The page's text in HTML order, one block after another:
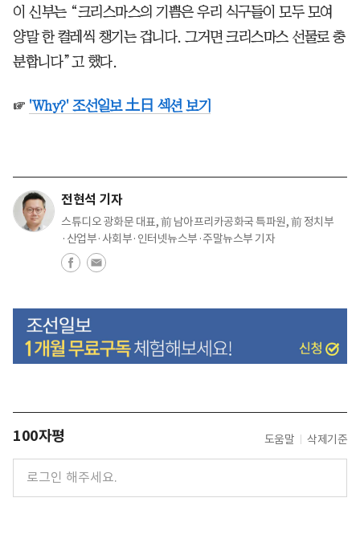
이 신부는 “크리스마스의 기쁨은 우리 식구들이 모두 모여
양말 한 켤레씩 챙기는 겁니다. 그거면 크리스마스 선물로 충
분합니다”고 했다.
☞ 'Why?' 조선일보 土日 섹션 보기
전현석 기자
스튜디오 광화문 대표, 前 남아프리카공화국 특파원, 前 정치부
·산업부·사회부·인터넷뉴스부·주말뉴스부 기자
100자평 도움말 삭제기준